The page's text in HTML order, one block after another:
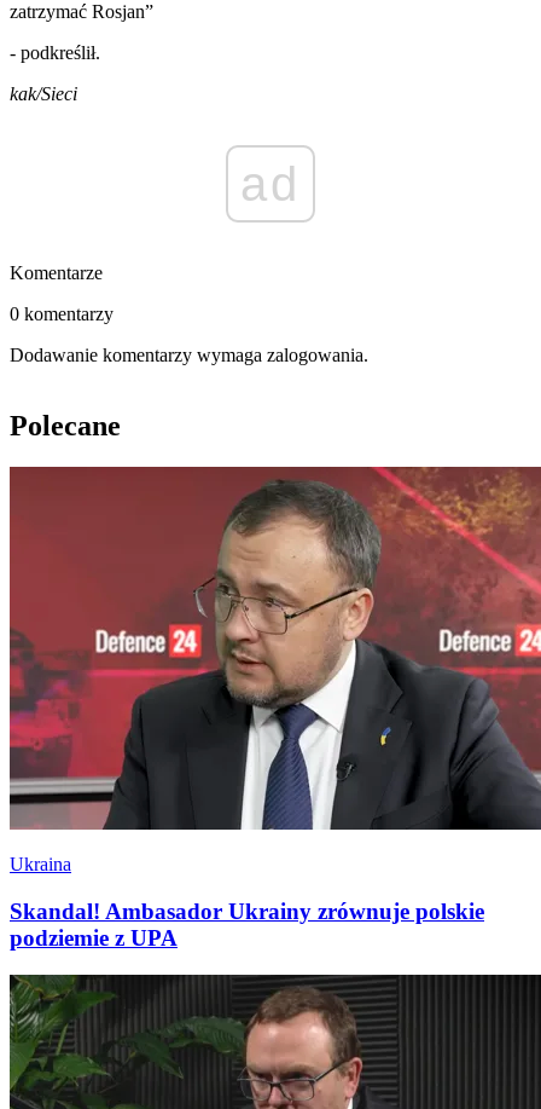
zatrzymać Rosjan”
- podkreślił.
kak/Sieci
ad
Komentarze
0 komentarzy
Dodawanie komentarzy wymaga zalogowania.
Polecane
Ukraina
Skandal! Ambasador Ukrainy zrównuje polskie
podziemie z UPA